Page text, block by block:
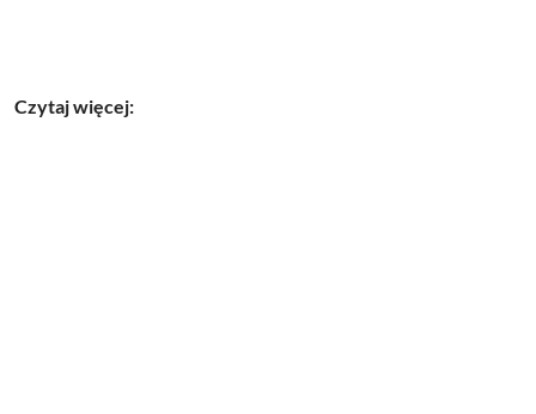
Czytaj więcej: